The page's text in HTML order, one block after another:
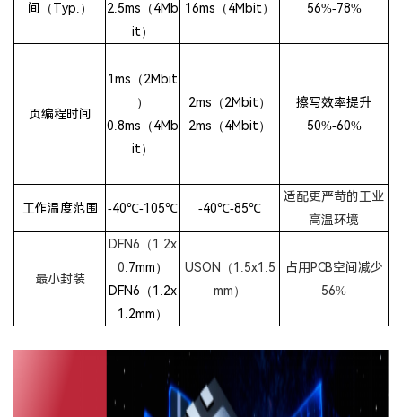
间（Typ.）
2.5ms（4Mb
it）
16ms（4Mbit）
56%-78%
页编程时间
1ms（2Mbit
）
0.8ms（4Mb
it）
2ms（2Mbit）
2ms（4Mbit）
擦写效率提升
50%-60%
工作温度范围 -40℃-105℃ -40℃-85℃
适配更严苛的工业
高温环境
最小封装
DFN6（1.2x
0 .7mm）
DFN6（1.2x
1.2mm）
USON（1.5x1.5
mm）
占用PCB空间减少
56%